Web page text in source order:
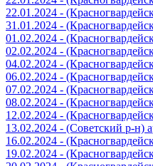
22.01.2024 -
31.01.2024 -
01.02.2024 -
02.02.2024 -
04.02.2024 -
06.02.2024 -
07.02.2024 -
08.02.2024 -
12.02.2024 -
13.02.2024 - (Советский р-н)
16.02.2024 -
19.02.2024 -